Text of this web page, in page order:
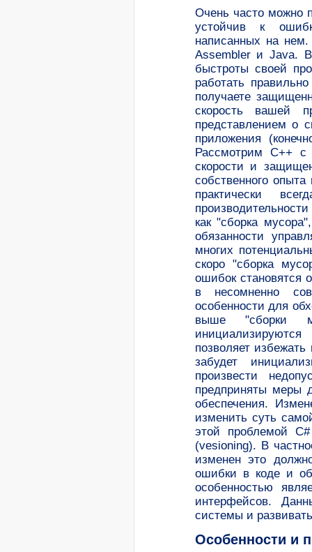
Очень часто можно
устойчив к
написанных на
Assembler и Java.
быстроты своей
работать
получаете
скорость вашей
представлением о
приложения
Рассмотрим C++
скорости и
собственного
практически
как "сборка
обязанности
многих
скоро "сборка
ошибок становятся
в несомненно
особенности для
выше "сборки
позволяет
забудет
произвести
предприняты меры
обеспечения.
изменить суть
этой проблемой
(vesioning). В
изменен это
ошибки в коде и
особенностью
интерфейсов.
системы и
Особенности и